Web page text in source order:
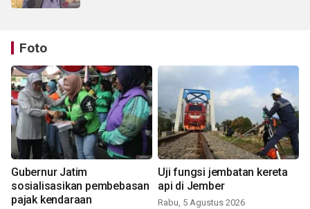
Foto
Gubernur Jatim
sosialisasikan pembebasan
pajak kendaraan
Uji fungsi jembatan kereta
api di Jember
Rabu, 5 Agustus 2026